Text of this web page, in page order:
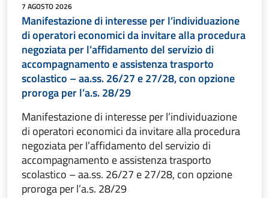
7 AGOSTO 2026
Manifestazione di interesse per l’individuazione
di operatori economici da invitare alla procedura
negoziata per l’affidamento del servizio di
accompagnamento e assistenza trasporto
scolastico – aa.ss. 26/27 e 27/28, con opzione
proroga per l’a.s. 28/29
Manifestazione di interesse per l’individuazione
di operatori economici da invitare alla procedura
negoziata per l’affidamento del servizio di
accompagnamento e assistenza trasporto
scolastico – aa.ss. 26/27 e 27/28, con opzione
proroga per l’a.s. 28/29